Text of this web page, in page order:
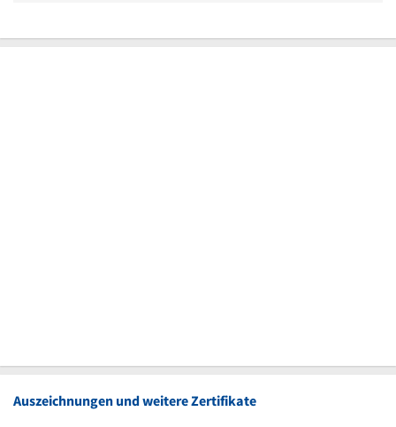
Auszeichnungen und weitere Zertifikate